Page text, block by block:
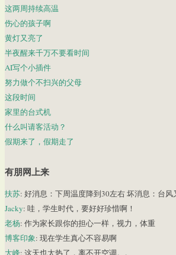
这两周持续高温
伤心的孩子啊
黄灯又亮了
半夜醒来千万不要看时间
AI写个小插件
努力做个不扫兴的父母
这段时间
家里的台式机
什么叫请客活动？
假期来了，假期走了
有朋网上来
扶苏: 好消息：下周温度降到30左右 坏消息：台风
Jacky: 哇，学生时代，要好好珍惜啊！
老杨: 作为家长跟你的担心一样，视力，体重
博客印象: 现在学生真心不容易啊
大峰: 这天也太热了，离不开空调。。